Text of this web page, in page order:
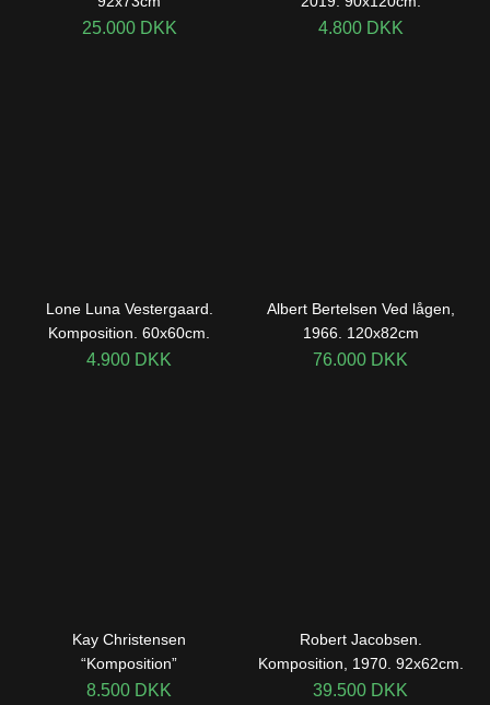
25.000 DKK 4.800 DKK
Lone Luna Vestergaard.
Komposition. 60x60cm.
4.900 DKK
Albert Bertelsen Ved lågen,
1966. 120x82cm
76.000 DKK
Kay Christensen
“Komposition”
8.500 DKK
Robert Jacobsen.
Komposition, 1970. 92x62cm.
39.500 DKK